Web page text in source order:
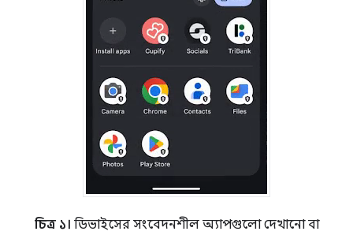
চিত্র ১। ডিভাইসের সংবেদনশীল অ্যাপগুলো দেখানো বা